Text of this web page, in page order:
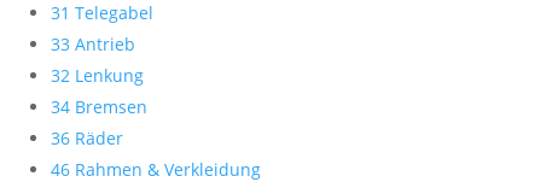
31 Telegabel
33 Antrieb
32 Lenkung
34 Bremsen
36 Räder
46 Rahmen & Verkleidung